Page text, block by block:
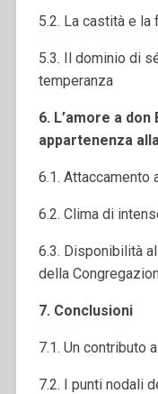
5.2. La castità e
5.3. Il dominio di
temperanza
6. L’amore a
appartenenza
6.1. Attaccamento
6.2. Clima di
6.3. Disponibilità
della
7. Conclusioni
7.1. Un contributo
7.2. I punti nodali